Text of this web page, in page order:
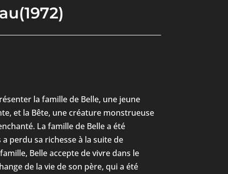
la famille de Belle, une jeune
et la Bête, une créature monstrueuse
La famille de Belle a été
perdu sa richesse à la suite de
Belle accepte de vivre dans le
de la vie de son père, qui a été